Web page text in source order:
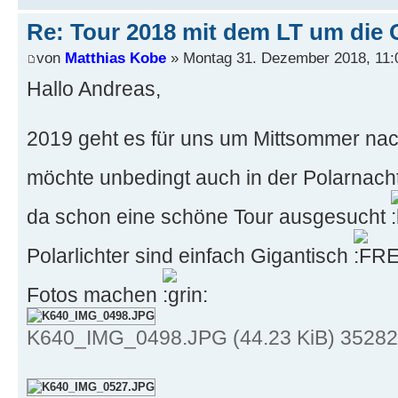
Re: Tour 2018 mit dem LT um die
von Matthias Kobe » Montag 31. Dezember 2018,
Hallo Andreas,
2019 geht es für uns um Mittsommer
möchte unbedingt auch in der
da schon eine schöne Tour ausgesucht
Polarlichter sind einfach Gigantisch
Fotos machen
K640_IMG_0498.JPG (44.23 KiB)